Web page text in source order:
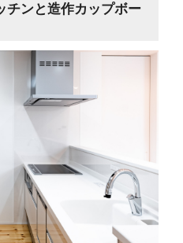
チンと造作カップボー